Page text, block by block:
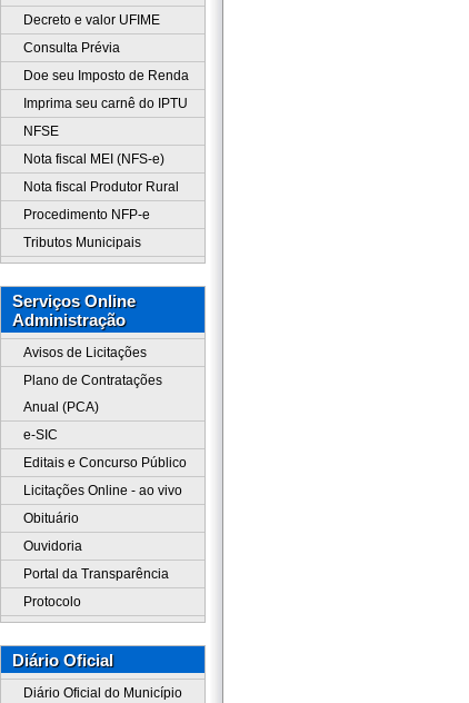
Decreto e valor UFIME
Consulta Prévia
Doe seu Imposto de Renda
Imprima seu carnê do IPTU
NFSE
Nota fiscal MEI (NFS-e)
Nota fiscal Produtor Rural
Procedimento NFP-e
Tributos Municipais
Serviços Online
Administração
Avisos de Licitações
Plano de Contratações
Anual (PCA)
e-SIC
Editais e Concurso Público
Licitações Online - ao vivo
Obituário
Ouvidoria
Portal da Transparência
Protocolo
Diário Oficial
Diário Oficial do Município